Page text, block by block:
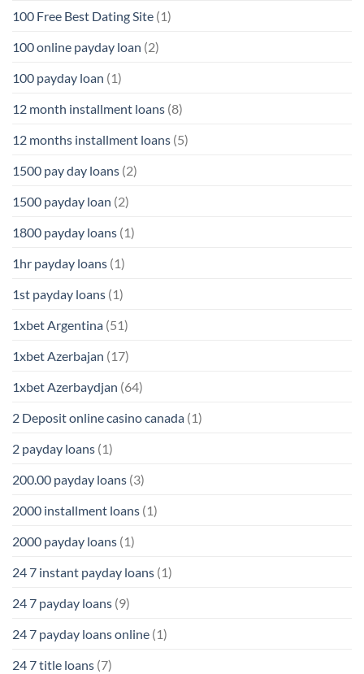
100 Free Best Dating Site (1)
100 online payday loan (2)
100 payday loan (1)
12 month installment loans (8)
12 months installment loans (5)
1500 pay day loans (2)
1500 payday loan (2)
1800 payday loans (1)
1hr payday loans (1)
1st payday loans (1)
1xbet Argentina (51)
1xbet Azerbajan (17)
1xbet Azerbaydjan (64)
2 Deposit online casino canada (1)
2 payday loans (1)
200.00 payday loans (3)
2000 installment loans (1)
2000 payday loans (1)
24 7 instant payday loans (1)
24 7 payday loans (9)
24 7 payday loans online (1)
24 7 title loans (7)